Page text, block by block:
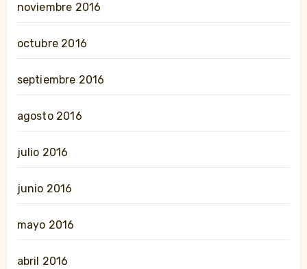
noviembre 2016
octubre 2016
septiembre 2016
agosto 2016
julio 2016
junio 2016
mayo 2016
abril 2016